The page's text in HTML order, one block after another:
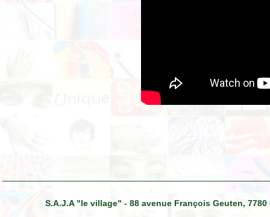
S.A.J.A "le village" - 88 avenue François Geuten,